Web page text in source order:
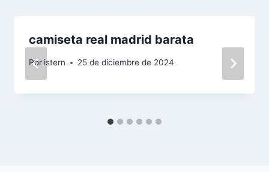
camiseta real madrid barata
Por istern 25 de diciembre de 2024